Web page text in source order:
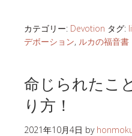
カテゴリー: Devotion タグ:
デボーション, ルカの福音書
命じられたこ
り方！
2021年10月4日 by